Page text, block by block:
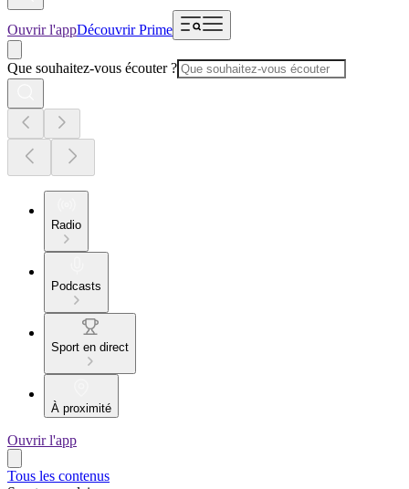
Ouvrir l'appDécouvrir Prime
Que souhaitez-vous écouter ?
Radio
Podcasts
Sport en direct
À proximité
Ouvrir l'app
Tous les contenus